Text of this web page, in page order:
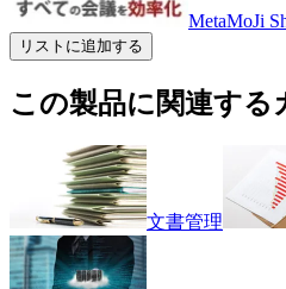
MetaMoJi
リストに追加する
この製品に関連する
文書管理